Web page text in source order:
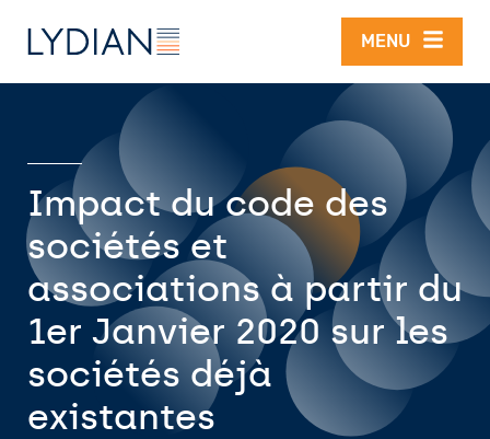
Aller au contenu principal
MENU
Impact du code des
sociétés et
associations à partir du
1er Janvier 2020 sur les
sociétés déjà
existantes